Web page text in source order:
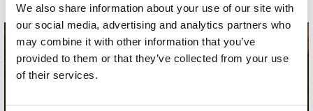
We also share information about your use of our site with
our social media, advertising and analytics partners who
may combine it with other information that you’ve
provided to them or that they’ve collected from your use
of their services.